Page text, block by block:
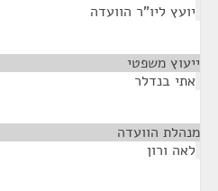
יועץ ליו"ר הוועדה
ייעוץ משפטי
אתי בנדלר
מנהלת הוועדה
לאה ורון